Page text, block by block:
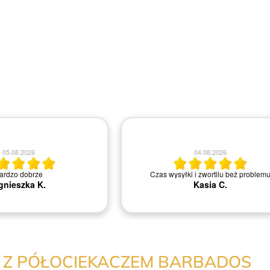
04.08.2026
i miła obsługa.
B.
Polecam. Super obsługa.Nie ma
wymianą lub zwrotem. Szybki dowóz na
Agnieszka M.
PÓŁOCIEKACZEM BARBADOS